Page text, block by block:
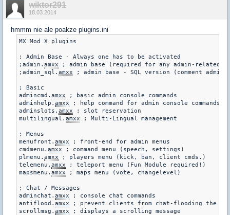
wiktor291
18.03.2014
hmmm nie ale poakze plugins.ini
MX Mod X plugins
; Admin Base - Always one has to be activated
;admin. amxx ; admin base (required for any admin-related)
;admin_sql. amxx ; admin base - SQL version (comment admin.
; Basic
admincmd. amxx ; basic admin console commands
adminhelp. amxx ; help command for admin console commands
adminslots. amxx ; slot reservation
multilingual. amxx ; Multi-Lingual management
; Menus
menufront. amxx ; front-end for admin menus
cmdmenu. amxx ; command menu (speech, settings)
plmenu. amxx ; players menu (kick, ban, client cmds.)
telemenu. amxx ; teleport menu (Fun Module required!)
mapsmenu. amxx ; maps menu (vote, changelevel)
; Chat / Messages
adminchat. amxx ; console chat commands
antiflood. amxx ; prevent clients from chat-flooding the
scrollmsg. amxx ; displays a scrolling message